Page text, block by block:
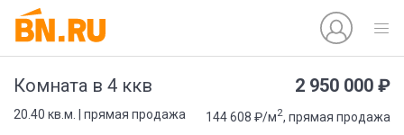
Комната в 4 ккв 2 950 000 ₽
20.40 кв.м. | прямая продажа 144 608 ₽/м2, прямая продажа